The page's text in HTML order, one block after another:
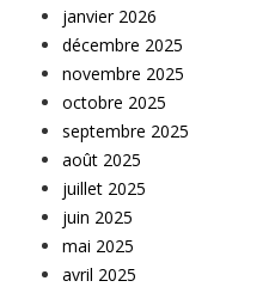
janvier 2026
décembre 2025
novembre 2025
octobre 2025
septembre 2025
août 2025
juillet 2025
juin 2025
mai 2025
avril 2025